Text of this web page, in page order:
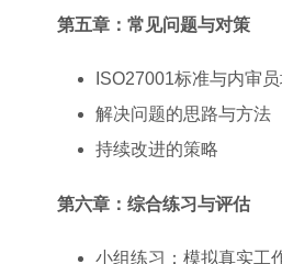
第五章：常见问题与对策
ISO27001标准与内审
解决问题的思路与方法
持续改进的策略
第六章：综合练习与评估
小组练习：模拟真实工